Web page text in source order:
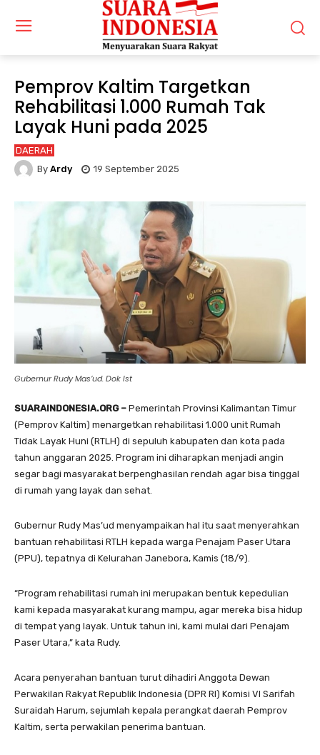
Pemprov Kaltim Targetkan
Rehabilitasi 1.000 Rumah Tak
Layak Huni pada 2025
DAERAH
By Ardy 19 September 2025
Gubernur Rudy Mas’ud. Dok Ist
SUARAINDONESIA.ORG – Pemerintah Provinsi Kalimantan Timur
(Pemprov Kaltim) menargetkan rehabilitasi 1.000 unit Rumah
Tidak Layak Huni (RTLH) di sepuluh kabupaten dan kota pada
tahun anggaran 2025. Program ini diharapkan menjadi angin
segar bagi masyarakat berpenghasilan rendah agar bisa tinggal
di rumah yang layak dan sehat.
Gubernur Rudy Mas’ud menyampaikan hal itu saat menyerahkan
bantuan rehabilitasi RTLH kepada warga Penajam Paser Utara
(PPU), tepatnya di Kelurahan Janebora, Kamis (18/9).
“Program rehabilitasi rumah ini merupakan bentuk kepedulian
kami kepada masyarakat kurang mampu, agar mereka bisa hidup
di tempat yang layak. Untuk tahun ini, kami mulai dari Penajam
Paser Utara,” kata Rudy.
Acara penyerahan bantuan turut dihadiri Anggota Dewan
Perwakilan Rakyat Republik Indonesia (DPR RI) Komisi VI Sarifah
Suraidah Harum, sejumlah kepala perangkat daerah Pemprov
Kaltim, serta perwakilan penerima bantuan.